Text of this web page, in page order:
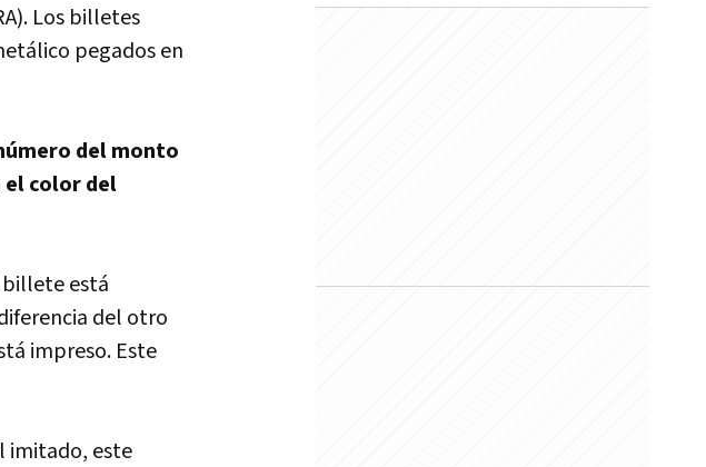
Los billetes
pegados en
del monto
el color del
billete está
del otro
impreso. Este
imitado, este